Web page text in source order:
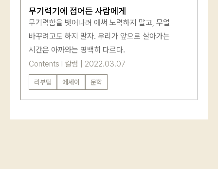
무기력기에 접어든 사람에게
무기력함을 벗어나려 애써 노력하지 말고, 무얼
바꾸려고도 하지 말자. 우리가 앞으로 살아가는
시간은 아까와는 명백히 다르다.
Contents l 칼럼 2022.03.07
리부팅 에세이 문학